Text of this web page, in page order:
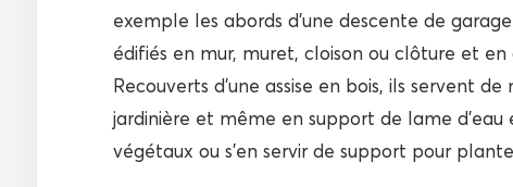
exemple les abords d’une descente de
édifiés en mur, muret, cloison ou clôture et
Recouverts d’une assise en bois, ils servent
jardinière et même en support de lame d’eau
végétaux ou s’en servir de support pour